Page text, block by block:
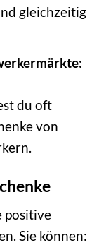
gleichzeitig
du oft
von
positive
Sie können: